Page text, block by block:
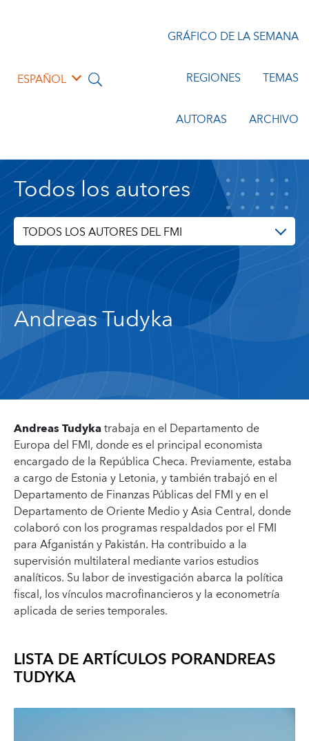
ESPAÑOL
GRÁFICO DE LA SEMANA
REGIONES TEMAS
AUTORAS ARCHIVO
Todos los autores
TODOS LOS AUTORES DEL FMI
Andreas Tudyka
Andreas Tudykatrabaja en el Departamento de
Europa del FMI, donde es el principal economista
encargado de la República Checa. Previamente, estaba
a cargo de Estonia y Letonia, y también trabajó en el
Departamento de Finanzas Públicas del FMI y en el
Departamento de Oriente Medio y Asia Central, donde
colaboró con los programas respaldados por el FMI
para Afganistán y Pakistán. Ha contribuido a la
supervisión multilateral mediante varios estudios
analíticos. Su labor de investigación abarca la política
fiscal, los vínculos macrofinancieros y la econometría
aplicada de series temporales.
LISTA DE ARTÍCULOS PORANDREAS
TUDYKA